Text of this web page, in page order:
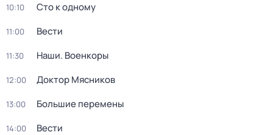
10:10 Сто к одному
11:00 Вести
11:30 Наши. Военкоры
12:00 Доктор Мясников
13:00 Большие перемены
14:00 Вести